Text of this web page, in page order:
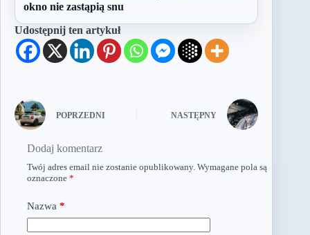
okno nie zastąpią snu
Udostępnij ten artykuł
POPRZEDNI NASTĘPNY
Dodaj komentarz
Twój adres email nie zostanie opublikowany. Wymagane pola są
oznaczone *
Nazwa *